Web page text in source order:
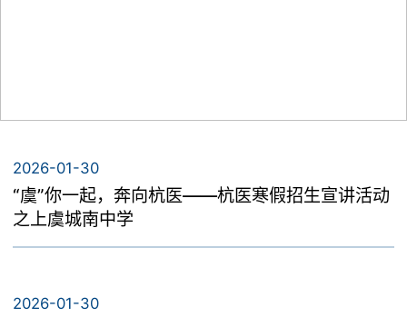
2026-01-30
“虞”你一起，奔向杭医——杭医寒假招生宣讲活动
之上虞城南中学
2026-01-30